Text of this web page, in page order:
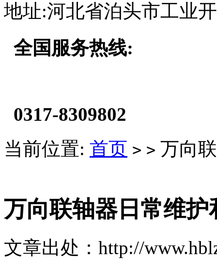
地址:河北省泊头市工业
全国服务热线:
0317-8309802
当前位置: 首页 > > 万向
万向联轴器日常维
文章出处：http://